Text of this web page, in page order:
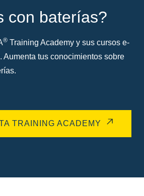
con baterías?
® Training Academy y sus cursos e-
Aumenta tus conocimientos sobre
TRAINING ACADEMY